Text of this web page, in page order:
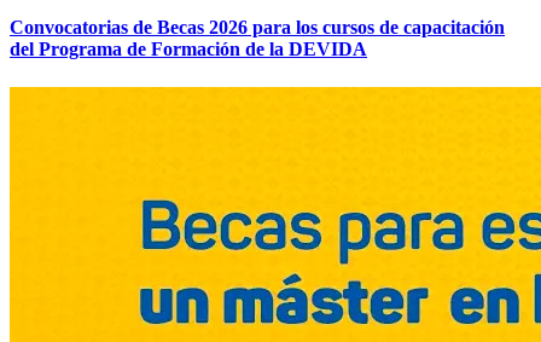
Convocatorias de Becas 2026 para los cursos de capacitación
del Programa de Formación de la DEVIDA